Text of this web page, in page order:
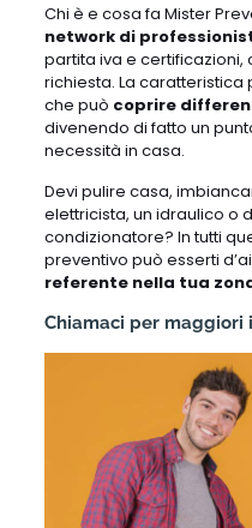
Chi è e cosa fa Mister
network di
partita iva e certificazioni,
richiesta. La
che può coprire
divenendo di fatto un
necessità in casa.
Devi pulire casa,
elettricista, un idraulico o
condizionatore? In tutti
preventivo può esserti
referente nella tua
Chiamaci per maggiori